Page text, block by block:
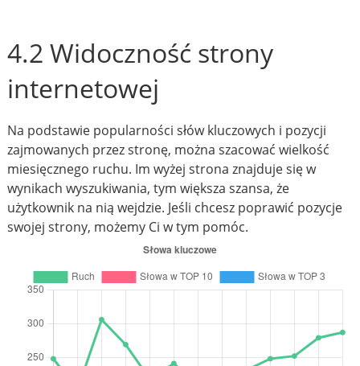
4.2 Widoczność strony
internetowej
Na podstawie popularności słów kluczowych i pozycji
zajmowanych przez stronę, można szacować wielkość
miesięcznego ruchu. Im wyżej strona znajduje się w
wynikach wyszukiwania, tym większa szansa, że
użytkownik na nią wejdzie. Jeśli chcesz poprawić pozycje
swojej strony, możemy Ci w tym pomóc.